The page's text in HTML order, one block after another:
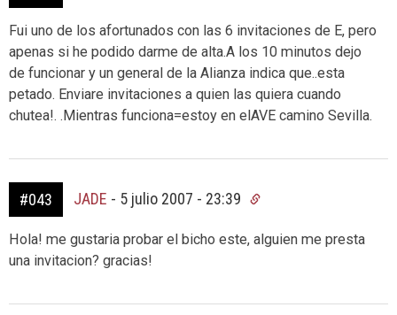
Fui uno de los afortunados con las 6 invitaciones de E, pero
apenas si he podido darme de alta.A los 10 minutos dejo
de funcionar y un general de la Alianza indica que..esta
petado. Enviare invitaciones a quien las quiera cuando
chutea!. .Mientras funciona=estoy en elAVE camino Sevilla.
#043 JADE - 5 julio 2007 - 23:39
Hola! me gustaria probar el bicho este, alguien me presta
una invitacion? gracias!